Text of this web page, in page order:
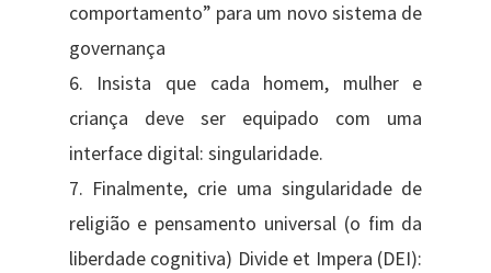
comportamento” para um novo sistema de
governança
6. Insista que cada homem, mulher e
criança deve ser equipado com uma
interface digital: singularidade.
7. Finalmente, crie uma singularidade de
religião e pensamento universal (o fim da
liberdade cognitiva) Divide et Impera (DEI):